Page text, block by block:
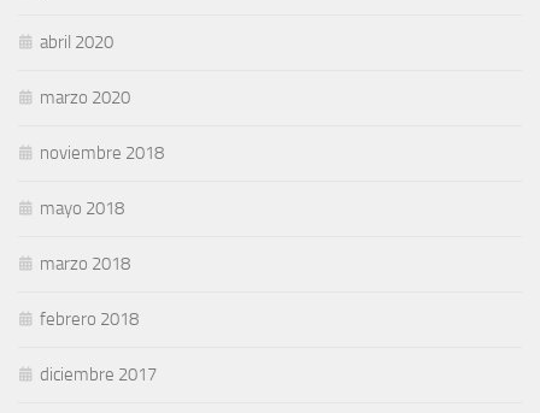
abril 2020
marzo 2020
noviembre 2018
mayo 2018
marzo 2018
febrero 2018
diciembre 2017